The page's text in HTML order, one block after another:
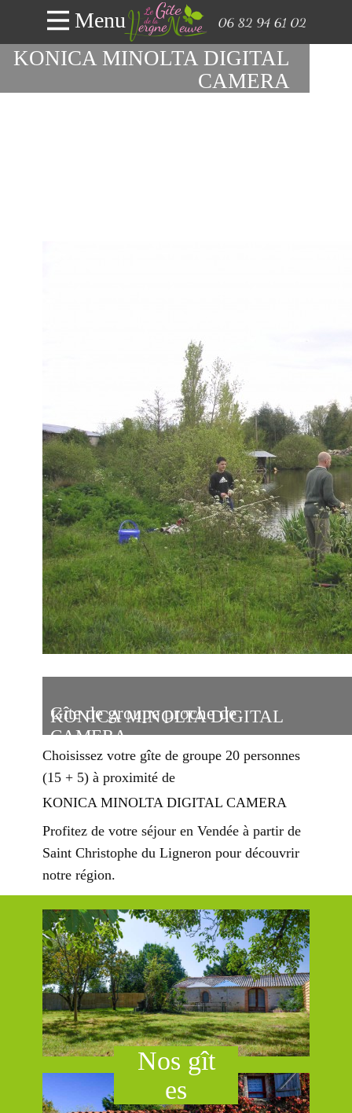
Menu
KONICA MINOLTA DIGITAL
CAMERA
KONICA MINOLTA DIGITAL
CAMERA
Gîte de groupe proche de
Choisissez votre gîte de groupe 20 personnes
(15 + 5) à proximité de
KONICA MINOLTA DIGITAL CAMERA
Profitez de votre séjour en Vendée à partir de
Saint Christophe du Ligneron pour découvrir
notre région.
Nos g​ît​
es